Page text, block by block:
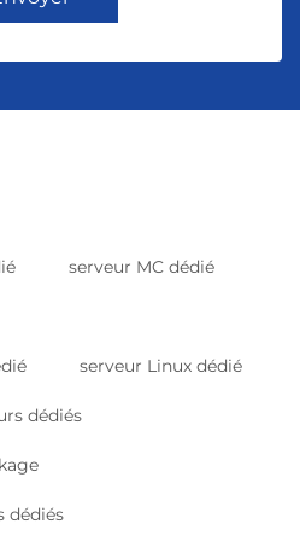
serveur MC dédié
serveur Linux dédié
dédiés
dédiés